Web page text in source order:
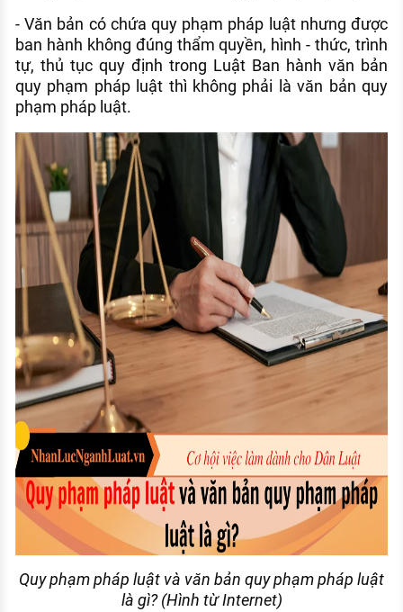
- Văn bản có chứa quy phạm pháp luật nhưng được
ban hành không đúng thẩm quyền, hình - thức, trình
tự, thủ tục quy định trong Luật Ban hành văn bản
quy phạm pháp luật thì không phải là văn bản quy
phạm pháp luật.
Quy phạm pháp luật và văn bản quy phạm pháp luật
là gì? (Hình từ Internet)